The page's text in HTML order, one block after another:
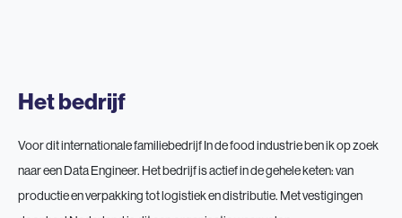
Het bedrijf
Voor dit internationale familiebedrijf In de food industrie ben ik op zoek
naar een Data Engineer. Het bedrijf is actief in de gehele keten: van
productie en verpakking tot logistiek en distributie. Met vestigingen